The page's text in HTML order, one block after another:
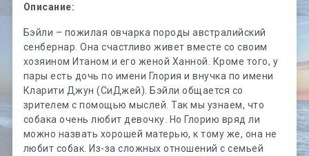
Описание:
Бэйли – пожилая овчарка породы австралийский
сенбернар. Она счастливо живет вместе со своим
хозяином Итаном и его женой Ханной. Кроме того, у
пары есть дочь по имени Глория и внучка по имени
Кларити Джун (СиДжей). Бэйли общается со
зрителем с помощью мыслей. Так мы узнаем, что
собака очень любит девочку. Но Глорию вряд ли
можно назвать хорошей матерью, к тому же, она не
любит собак. Из-за сложных отношений с семьей